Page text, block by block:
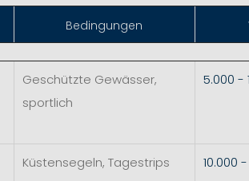
Bedingungen
Geschützte Gewässer,
sportlich
5.000 -
Küstensegeln, Tagestrips 10.000